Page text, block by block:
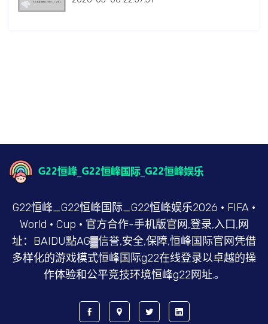
G22恒峰_G22恒峰国际_G22恒峰娱乐2026 · FIFA ·
World · Cup · 官方合作-手机版官网,登录,入口,网
址：BAIDU點AG▓信誉,安全,保障,恒峰国际官网凭借
多样化的游戏模式恒峰国际g22在线登录以卓越的操
作体验和公平竞技环境恒峰g22网址.。